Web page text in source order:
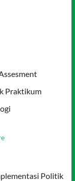
Praktikum
Politik